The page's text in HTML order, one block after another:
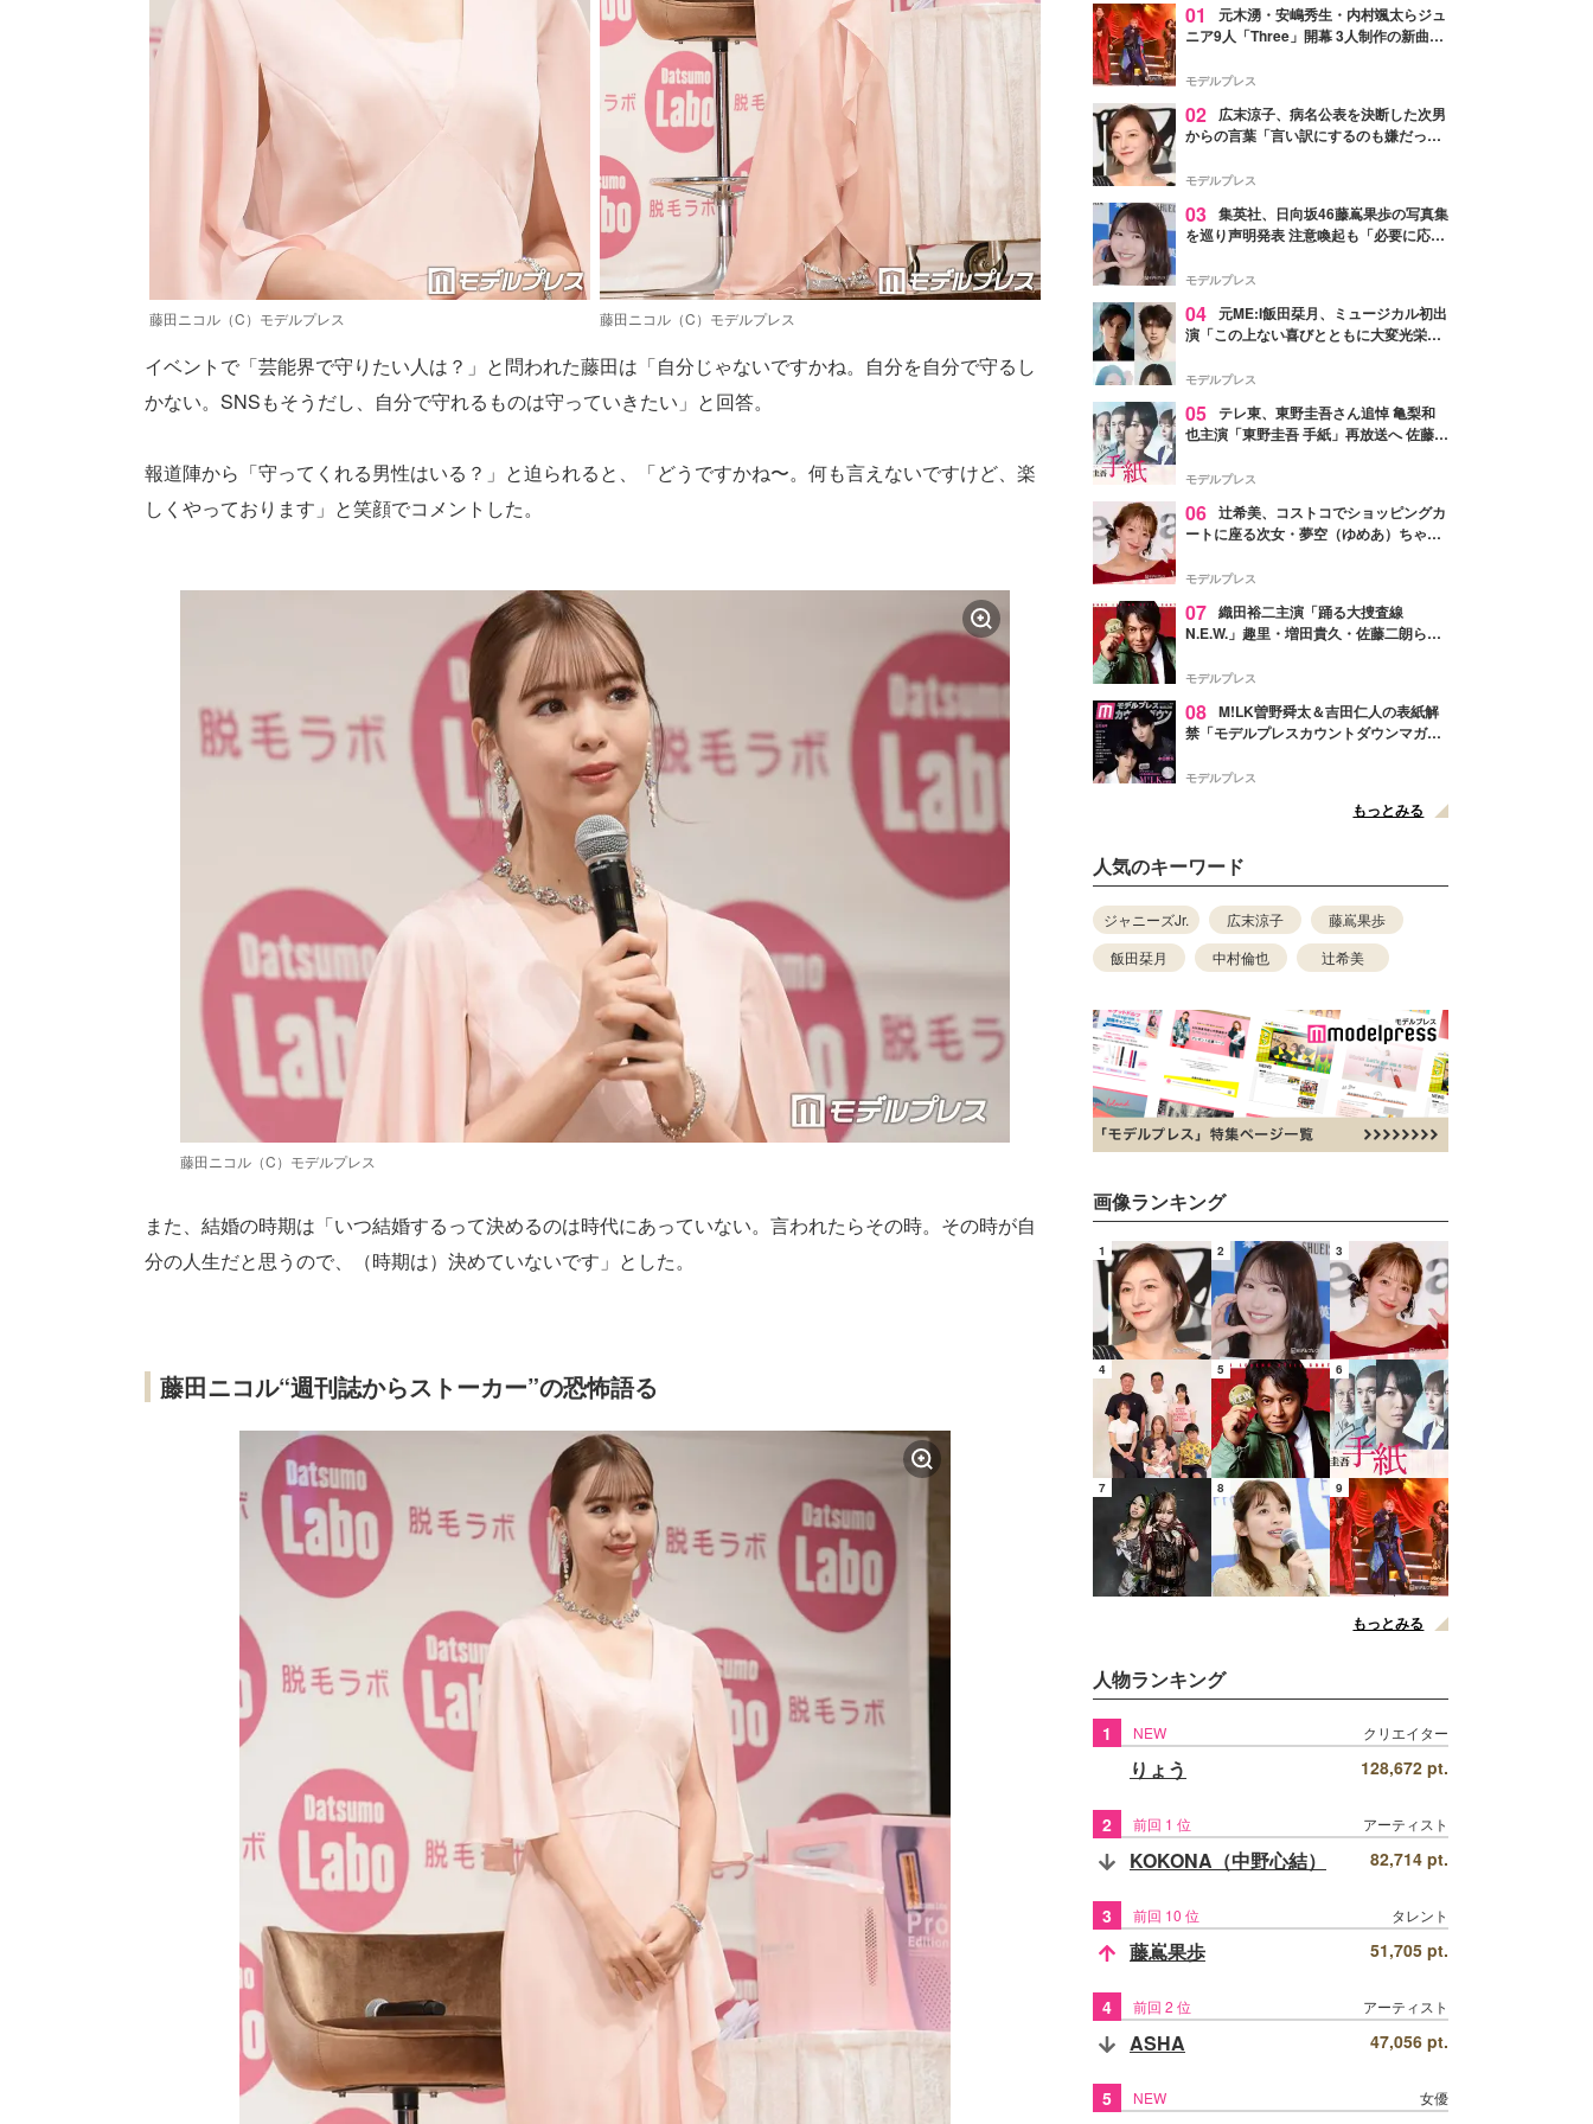
藤田ニコル（C）モデルプレス 藤田ニコル（C）モデルプレス
イベントで「芸能界で守りたい人は？」と問われた藤田は「自分じゃないですかね。自分を自分で守るし
かない。SNSもそうだし、自分で守れるものは守っていきたい」と回答。
報道陣から「守ってくれる男性はいる？」と迫られると、「どうですかね〜。何も言えないですけど、楽
しくやっております」と笑顔でコメントした。
藤田ニコル（C）モデルプレス
また、結婚の時期は「いつ結婚するって決めるのは時代にあっていない。言われたらその時。その時が自
分の人生だと思うので、（時期は）決めていないです」とした。
藤田ニコル“週刊誌からストーカー”の恐怖語る
01
元木湧・安嶋秀生・内村颯太らジュ
ニア9人「Three」開幕 3人制作の新曲＆
進んで夢を掴みたい」【ゲネプロレポ】
モデルプレス
02
広末涼子、病名公表を決断した次男
からの言葉「言い訳にするのも嫌だっ
モデルプレス
03 集英社、日向坂46藤嶌果歩の写真集
を巡り声明発表 注意喚起も「必要に応じ
モデルプレス
04 元ME:I飯田栞月、ミュージカル初出
演「この上ない喜びとともに大変光栄」
ャスト発表
モデルプレス
05 テレ東、東野圭吾さん追悼 亀梨和
也主演「東野圭吾 手紙」再放送へ 佐藤隆
モデルプレス
06 辻希美、コストコでショッピングカ
ートに座る次女・夢空（ゆめあ）ちゃん
ぎ」「成長を感じる」の声
モデルプレス
07 織田裕二主演「踊る大捜査線
N.E.W.」趣里・増田貴久・佐藤二朗ら新
徴する“謎のキーワード”も
モデルプレス
08 M!LK曽野舜太＆吉田仁人の表紙解
禁「モデルプレスカウントダウンマガジ
モデルプレス
もっとみる
人気のキーワード
ジャニーズJr. 広末涼子
藤嶌果歩
飯田栞月
中村倫也 辻希美
画像ランキング
1 2 3
4 5 6
7 8 9
もっとみる
人物ランキング
1 NEW クリエイター
りょう 128,672 pt.
2 前回 1 位 アーティスト
KOKONA（中野心結） 82,714 pt.
3 前回 10 位 タレント
藤嶌果歩 51,705 pt.
4 前回 2 位 アーティスト
ASHA 47,056 pt.
5 NEW 女優